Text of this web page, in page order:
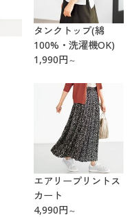
タンクトップ(綿
100%・洗濯機OK)
1,990円～
エアリープリントス
カート
4,990円～